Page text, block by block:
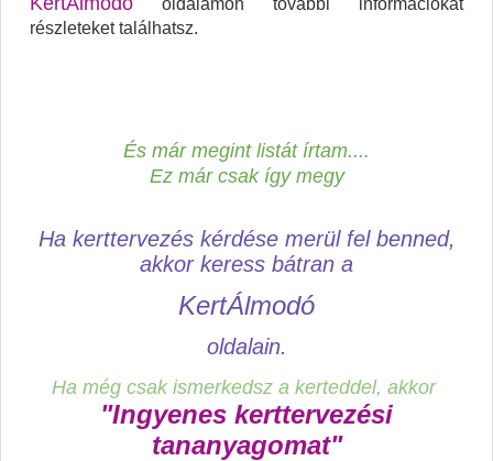
részleteket találhatsz.
És már megint listát írtam....
Ez már csak így megy
Ha kerttervezés kérdése merül fel benned,
akkor keress bátran a
KertÁlmodó
oldalain.
Ha még csak ismerkedsz a kerteddel, akkor
"Ingyenes kerttervezési
tananyagomat"